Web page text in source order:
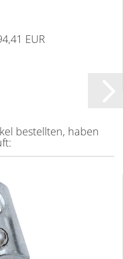
EUR
bestellten, haben